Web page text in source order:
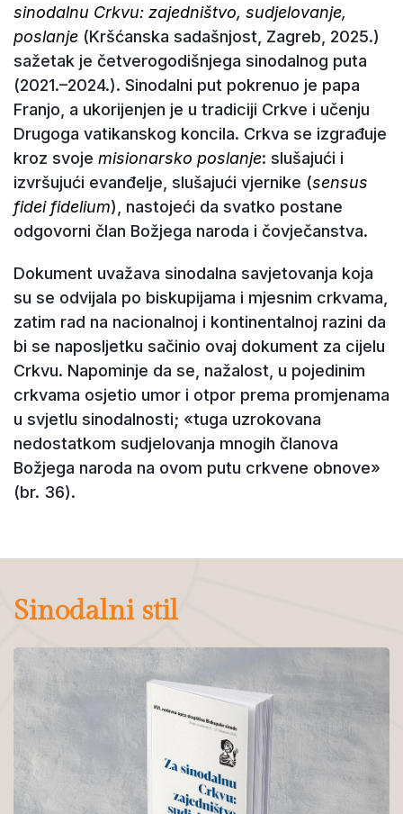
sinodalnu Crkvu: zajedništvo, sudjelovanje,
poslanje (Kršćanska sadašnjost, Zagreb, 2025.)
sažetak je četverogodišnjega sinodalnog puta
(2021.–2024.). Sinodalni put pokrenuo je papa
Franjo, a ukorijenjen je u tradiciji Crkve i učenju
Drugoga vatikanskog koncila. Crkva se izgrađuje
kroz svoje misionarsko poslanje: slušajući i
izvršujući evanđelje, slušajući vjernike (sensus
fidei fidelium), nastojeći da svatko postane
odgovorni član Božjega naroda i čovječanstva.
Dokument uvažava sinodalna savjetovanja koja
su se odvijala po biskupijama i mjesnim crkvama,
zatim rad na nacionalnoj i kontinentalnoj razini da
bi se naposljetku sačinio ovaj dokument za cijelu
Crkvu. Napominje da se, nažalost, u pojedinim
crkvama osjetio umor i otpor prema promjenama
u svjetlu sinodalnosti; «tuga uzrokovana
nedostatkom sudjelovanja mnogih članova
Božjega naroda na ovom putu crkvene obnove»
(br. 36).
Sinodalni stil